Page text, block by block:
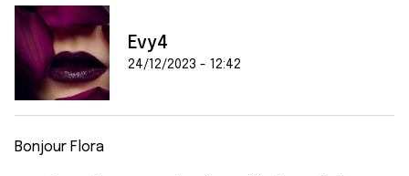
Evy4
24/12/2023 - 12:42
Bonjour Flora